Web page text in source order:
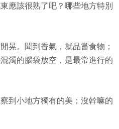
應該很熟了吧？哪些地方特別
晃。聞到香氣，就品嘗食物；
濁的腦袋放空，是最常進行的
到小地方獨有的美；沒幹嘛的